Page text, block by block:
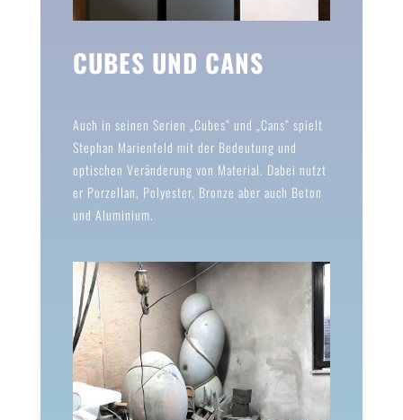
CUBES UND CANS
Auch in seinen Serien „Cubes“ und „Cans“ spielt
Stephan Marienfeld mit der Bedeutung und
optischen Veränderung von Material. Dabei nutzt
er Porzellan, Polyester, Bronze aber auch Beton
und Aluminium.